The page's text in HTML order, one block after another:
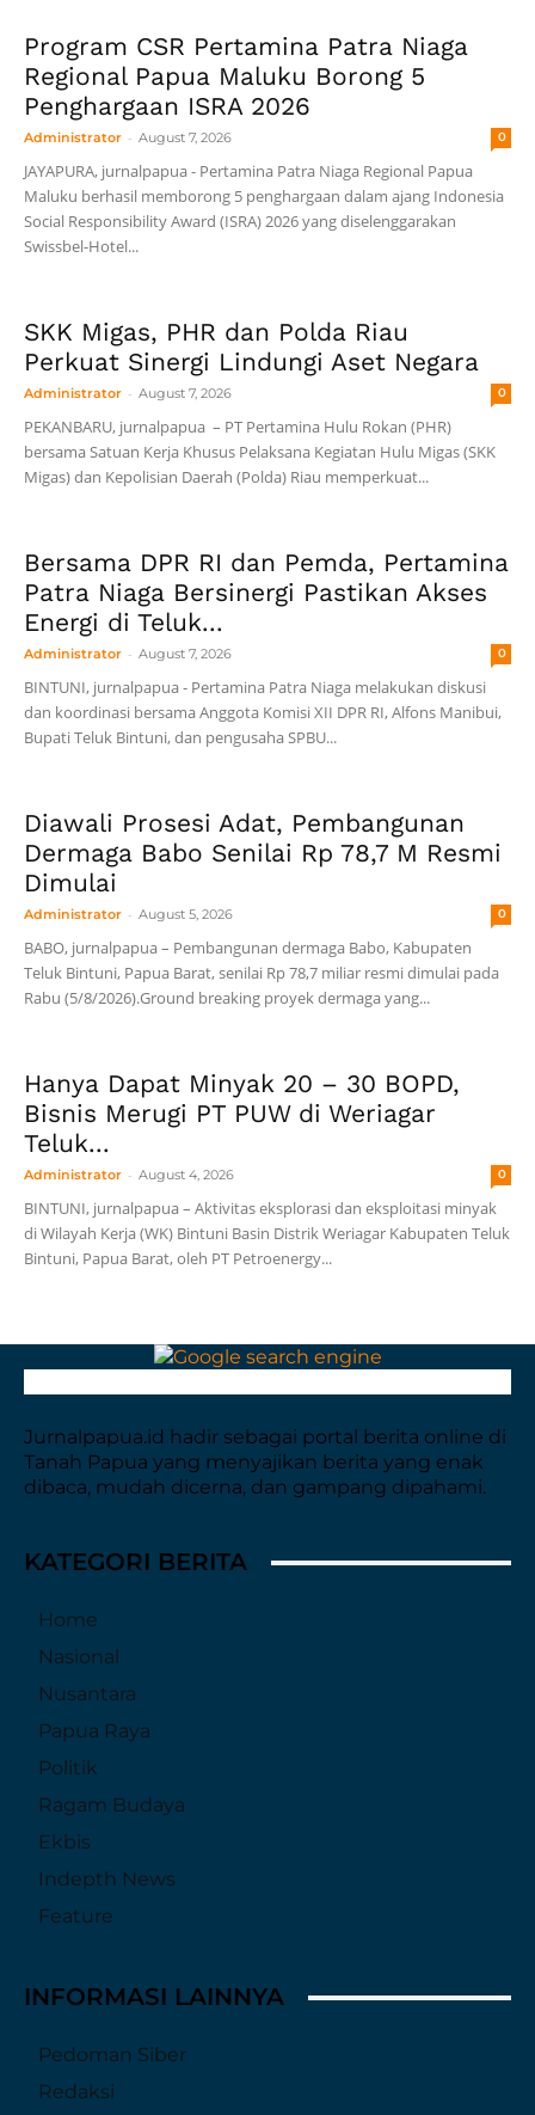
Program CSR Pertamina Patra Niaga
Regional Papua Maluku Borong 5
Penghargaan ISRA 2026
Administrator - August 7, 2026 0
JAYAPURA, jurnalpapua - Pertamina Patra Niaga Regional Papua
Maluku berhasil memborong 5 penghargaan dalam ajang Indonesia
Social Responsibility Award (ISRA) 2026 yang diselenggarakan
Swissbel-Hotel...
SKK Migas, PHR dan Polda Riau
Perkuat Sinergi Lindungi Aset Negara
Administrator - August 7, 2026 0
PEKANBARU, jurnalpapua – PT Pertamina Hulu Rokan (PHR)
bersama Satuan Kerja Khusus Pelaksana Kegiatan Hulu Migas (SKK
Migas) dan Kepolisian Daerah (Polda) Riau memperkuat...
Bersama DPR RI dan Pemda, Pertamina
Patra Niaga Bersinergi Pastikan Akses
Energi di Teluk...
Administrator - August 7, 2026 0
BINTUNI, jurnalpapua - Pertamina Patra Niaga melakukan diskusi
dan koordinasi bersama Anggota Komisi XII DPR RI, Alfons Manibui,
Bupati Teluk Bintuni, dan pengusaha SPBU...
Diawali Prosesi Adat, Pembangunan
Dermaga Babo Senilai Rp 78,7 M Resmi
Dimulai
Administrator - August 5, 2026 0
BABO, jurnalpapua – Pembangunan dermaga Babo, Kabupaten
Teluk Bintuni, Papua Barat, senilai Rp 78,7 miliar resmi dimulai pada
Rabu (5/8/2026).Ground breaking proyek dermaga yang...
Hanya Dapat Minyak 20 – 30 BOPD,
Bisnis Merugi PT PUW di Weriagar
Teluk...
Administrator - August 4, 2026 0
BINTUNI, jurnalpapua – Aktivitas eksplorasi dan eksploitasi minyak
di Wilayah Kerja (WK) Bintuni Basin Distrik Weriagar Kabupaten Teluk
Bintuni, Papua Barat, oleh PT Petroenergy...
Jurnalpapua.id hadir sebagai portal berita online di
Tanah Papua yang menyajikan berita yang enak
dibaca, mudah dicerna, dan gampang dipahami.
KATEGORI BERITA
Home
Nasional
Nusantara
Papua Raya
Politik
Ragam Budaya
Ekbis
Indepth News
Feature
INFORMASI LAINNYA
Pedoman Siber
Redaksi